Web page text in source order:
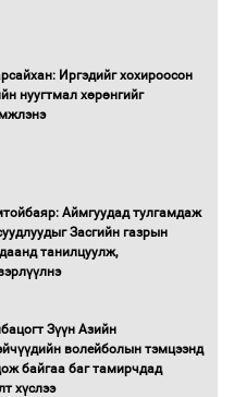
Иргэдийг хохироосон
нуугтмал хөрөнгийг
Аймгуудад тулгамдаж
Засгийн газрын
танилцуулж,
Зүүн Азийн
волейболын тэмцээнд
байгаа баг тамирчдад
хүслээ